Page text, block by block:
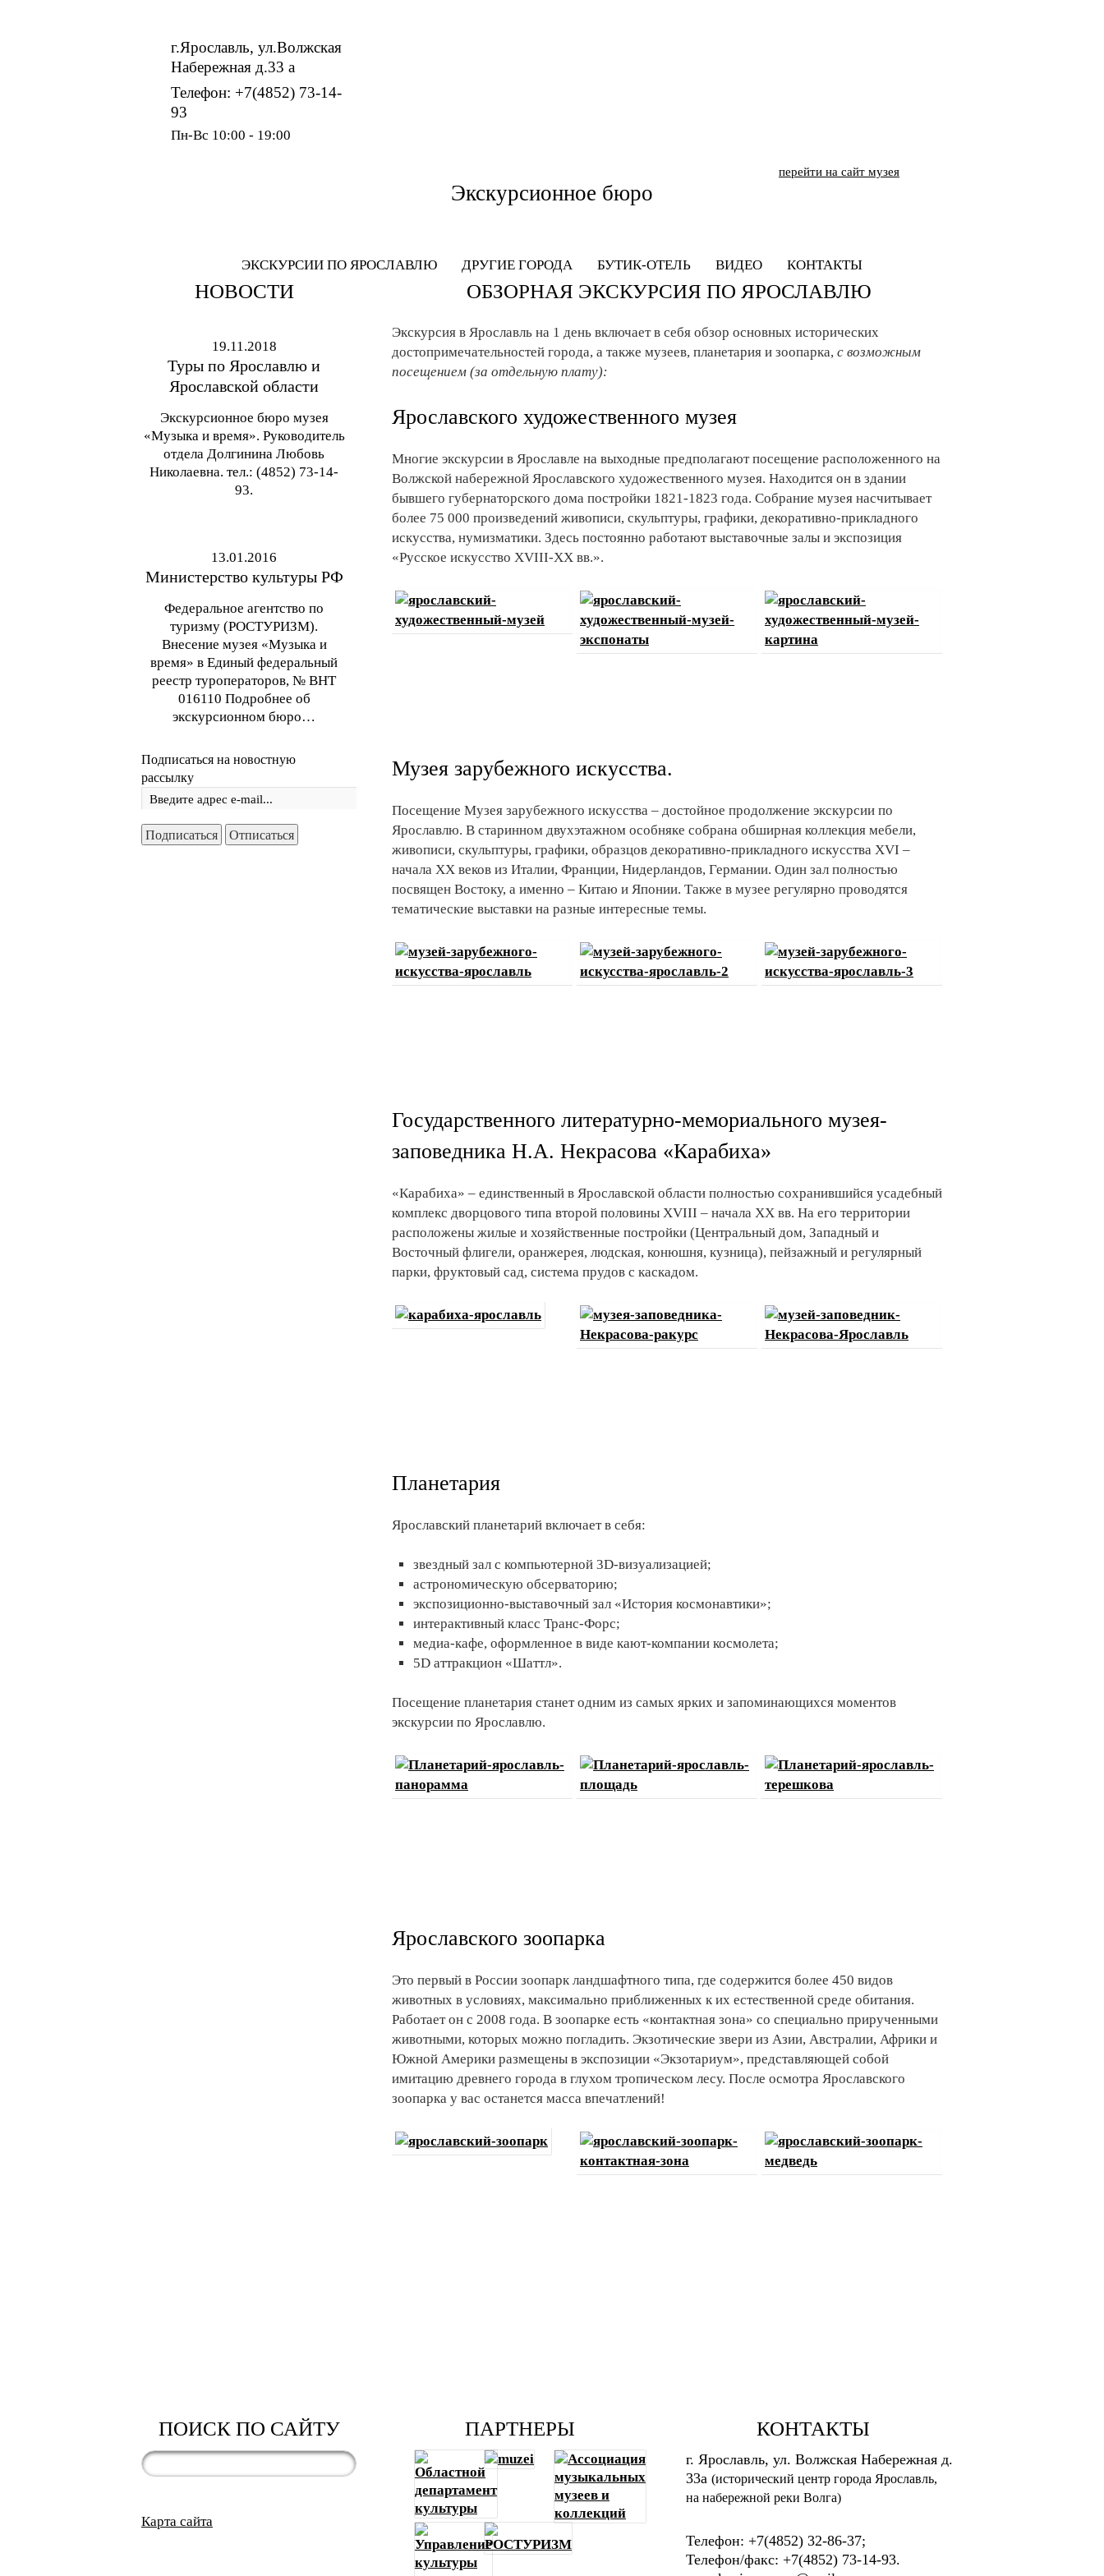
г.Ярославль, ул.Волжская
Набережная д.33 а
Телефон: +7(4852) 73-14-
93
Пн-Вс 10:00 - 19:00
Экскурсионное бюро
перейти на сайт музея
ЭКСКУРСИИ ПО ЯРОСЛАВЛЮ ДРУГИЕ ГОРОДА БУТИК-ОТЕЛЬ ВИДЕО КОНТАКТЫ
ОБЗОРНАЯ ЭКСКУРСИЯ ПО ЯРОСЛАВЛЮ
Экскурсия в Ярославль на 1 день включает в себя обзор основных исторических
достопримечательностей города, а также музеев, планетария и зоопарка, с возможным
посещением (за отдельную плату):
Ярославского художественного музея
Многие экскурсии в Ярославле на выходные предполагают посещение расположенного на
Волжской набережной Ярославского художественного музея. Находится он в здании
бывшего губернаторского дома постройки 1821-1823 года. Собрание музея насчитывает
более 75 000 произведений живописи, скульптуры, графики, декоративно-прикладного
искусства, нумизматики. Здесь постоянно работают выставочные залы и экспозиция
«Русское искусство XVIII-XX вв.».
Музея зарубежного искусства.
Посещение Музея зарубежного искусства – достойное продолжение экскурсии по
Ярославлю. В старинном двухэтажном особняке собрана обширная коллекция мебели,
живописи, скульптуры, графики, образцов декоративно-прикладного искусства XVI –
начала XX веков из Италии, Франции, Нидерландов, Германии. Один зал полностью
посвящен Востоку, а именно – Китаю и Японии. Также в музее регулярно проводятся
тематические выставки на разные интересные темы.
Государственного литературно-мемориального музея-
заповедника Н.А. Некрасова «Карабиха»
«Карабиха» – единственный в Ярославской области полностью сохранившийся усадебный
комплекс дворцового типа второй половины XVIII – начала XX вв. На его территории
расположены жилые и хозяйственные постройки (Центральный дом, Западный и
Восточный флигели, оранжерея, людская, конюшня, кузница), пейзажный и регулярный
парки, фруктовый сад, система прудов с каскадом.
Планетария
Ярославский планетарий включает в себя:
звездный зал с компьютерной 3D-визуализацией;
астрономическую обсерваторию;
экспозиционно-выставочный зал «История космонавтики»;
интерактивный класс Транс-Форс;
медиа-кафе, оформленное в виде кают-компании космолета;
5D аттракцион «Шаттл».
Посещение планетария станет одним из самых ярких и запоминающихся моментов
экскурсии по Ярославлю.
Ярославского зоопарка
Это первый в России зоопарк ландшафтного типа, где содержится более 450 видов
животных в условиях, максимально приближенных к их естественной среде обитания.
Работает он с 2008 года. В зоопарке есть «контактная зона» со специально прирученными
животными, которых можно погладить. Экзотические звери из Азии, Австралии, Африки и
Южной Америки размещены в экспозиции «Экзотариум», представляющей собой
имитацию древнего города в глухом тропическом лесу. После осмотра Ярославского
зоопарка у вас останется масса впечатлений!
НОВОСТИ
19.11.2018
Туры по Ярославлю и
Ярославской области
Экскурсионное бюро музея
«Музыка и время». Руководитель
отдела Долгинина Любовь
Николаевна. тел.: (4852) 73-14-
93.
13.01.2016
Министерство культуры РФ
Федеральное агентство по
туризму (РОСТУРИЗМ).
Внесение музея «Музыка и
время» в Единый федеральный
реестр туроператоров, № ВНТ
016110 Подробнее об
экскурсионном бюро…
Подписаться на новостную
рассылку
ПОИСК ПО САЙТУ
Карта сайта
ПАРТНЕРЫ КОНТАКТЫ
г. Ярославль, ул. Волжская Набережная д.
33а (исторический центр города Ярославль,
на набережной реки Волга)
Телефон: +7(4852) 32-86-37;
Телефон/факс: +7(4852) 73-14-93.